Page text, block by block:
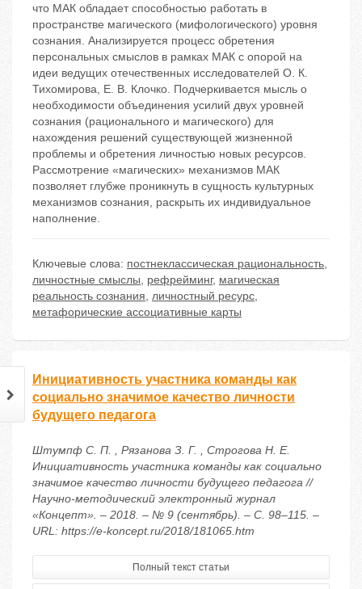
что МАК обладает способностью работать в
пространстве магического (мифологического) уровня
сознания. Анализируется процесс обретения
персональных смыслов в рамках МАК с опорой на
идеи ведущих отечественных исследователей О. К.
Тихомирова, Е. В. Клочко. Подчеркивается мысль о
необходимости объединения усилий двух уровней
сознания (рационального и магического) для
нахождения решений существующей жизненной
проблемы и обретения личностью новых ресурсов.
Рассмотрение «магических» механизмов МАК
позволяет глубже проникнуть в сущность культурных
механизмов сознания, раскрыть их индивидуальное
наполнение.
Ключевые слова: постнеклассическая рациональность,
личностные смыслы, рефрейминг, магическая
реальность сознания, личностный ресурс,
метафорические ассоциативные карты
Инициативность участника команды как
социально значимое качество личности
будущего педагога
Штумпф С. П. , Рязанова З. Г. , Строгова Н. Е.
Инициативность участника команды как социально
значимое качество личности будущего педагога //
Научно-методический электронный журнал
«Концепт». – 2018. – № 9 (сентябрь). – С. 98–115. –
URL: https://e-koncept.ru/2018/181065.htm
Полный текст статьи